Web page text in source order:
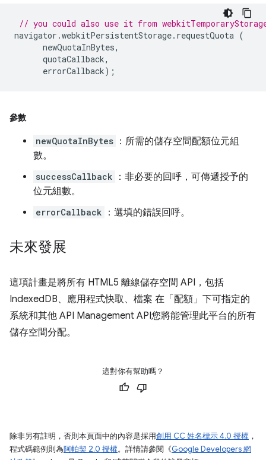
// you could also use it from
navigator .webkitPersistentStorage. requestQuota (
newQuotaInBytes,
quotaCallback,
errorCallback);
參數
newQuotaInBytes ：所需的儲存空間配額位元組
數。
successCallback
：非必要的回呼，可傳遞授予的
位元組數。
errorCallback ：選填的錯誤回呼。
未來發展
這項計畫是將所有 HTML5 離線儲存空間 API，包括
IndexedDB、應用程式快取、檔案 在「配額」下可指定的
系統和其他 API Management API您將能管理此平台的所有
儲存空間分配。
這對你有幫助嗎？
除非另有註明，否則本頁面中的內容是採用創用 CC 姓名標示 4.0 授權 ，
程式碼範例則為阿帕契 2.0 授權。詳情請參閱《Google Developers 網